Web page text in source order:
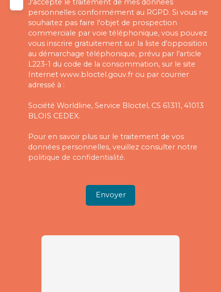
J'accepte le traitement de mes données
personnelles conformément au RGPD. Si vous ne
souhaitez pas faire l'objet de prospection
commerciale par voie téléphonique, vous pouvez
vous inscrire gratuitement sur la liste d'opposition
au démarchage téléphonique, prévu par l'article
L223-1 du code de la consommation, sur le site
Internet www.bloctel.gouv.fr ou par courrier
adressé à :
Société Worldline, Service Bloctel, CS 61311, 41013
BLOIS CEDEX.
Pour en savoir plus sur le traitement de vos
données personnelles, veuillez consulter notre
politique de confidentialité.
Envoyer